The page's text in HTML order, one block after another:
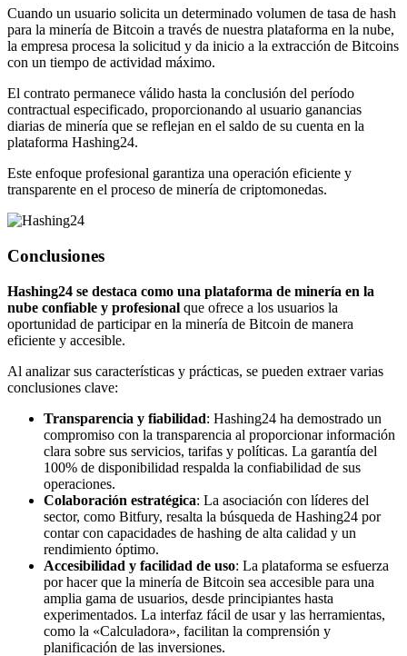
Cuando un usuario solicita un determinado volumen de tasa de hash
para la minería de Bitcoin a través de nuestra plataforma en la nube,
la empresa procesa la solicitud y da inicio a la extracción de Bitcoins
con un tiempo de actividad máximo.
El contrato permanece válido hasta la conclusión del período
contractual especificado, proporcionando al usuario ganancias
diarias de minería que se reflejan en el saldo de su cuenta en la
plataforma Hashing24.
Este enfoque profesional garantiza una operación eficiente y
transparente en el proceso de minería de criptomonedas.
Conclusiones
Hashing24 se destaca como una plataforma de minería en la
nube confiable y profesional que ofrece a los usuarios la
oportunidad de participar en la minería de Bitcoin de manera
eficiente y accesible.
Al analizar sus características y prácticas, se pueden extraer varias
conclusiones clave:
Transparencia y fiabilidad: Hashing24 ha demostrado un
compromiso con la transparencia al proporcionar información
clara sobre sus servicios, tarifas y políticas. La garantía del
100% de disponibilidad respalda la confiabilidad de sus
operaciones.
Colaboración estratégica: La asociación con líderes del
sector, como Bitfury, resalta la búsqueda de Hashing24 por
contar con capacidades de hashing de alta calidad y un
rendimiento óptimo.
Accesibilidad y facilidad de uso: La plataforma se esfuerza
por hacer que la minería de Bitcoin sea accesible para una
amplia gama de usuarios, desde principiantes hasta
experimentados. La interfaz fácil de usar y las herramientas,
como la «Calculadora», facilitan la comprensión y
planificación de las inversiones.